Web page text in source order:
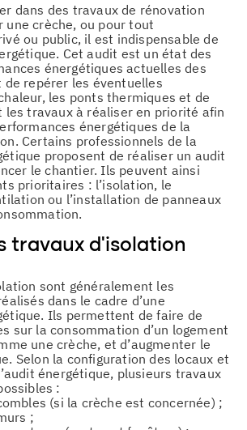
dans des travaux de rénovation
une crèche, ou pour tout
ou public, il est indispensable de
Cet audit est un état des
énergétiques actuelles des
de repérer les éventuelles
les ponts thermiques et de
les travaux à réaliser en priorité afin
énergétiques de la
Certains professionnels de la
proposent de réaliser un audit
le chantier. Ils peuvent ainsi
prioritaires : l’isolation, le
ou l’installation de panneaux
travaux d’isolation
sont généralement les
dans le cadre d’une
Ils permettent de faire de
sur la consommation d’un logement
une crèche, et d’augmenter le
Selon la configuration des locaux et
énergétique, plusieurs travaux
:
(si la crèche est concernée) ;
;